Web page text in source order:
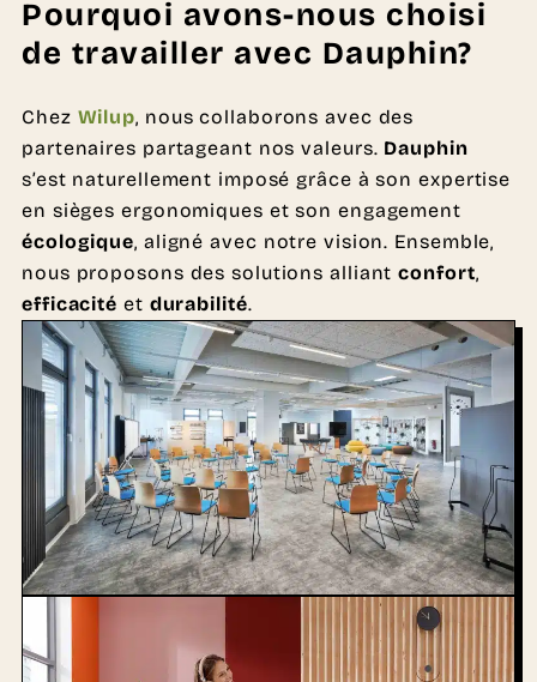
Pourquoi avons-nous choisi
de travailler avec Dauphin?
Chez Wilup, nous collaborons avec des
partenaires partageant nos valeurs. Dauphin
s’est naturellement imposé grâce à son expertise
en sièges ergonomiques et son engagement
écologique, aligné avec notre vision. Ensemble,
nous proposons des solutions alliantconfort,
efficacité et durabilité.